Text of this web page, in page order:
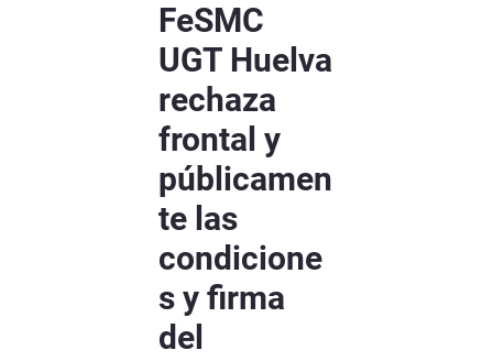
FeSMC
UGT Huelva
rechaza
frontal y
públicamen
te las
condicione
s y firma
del